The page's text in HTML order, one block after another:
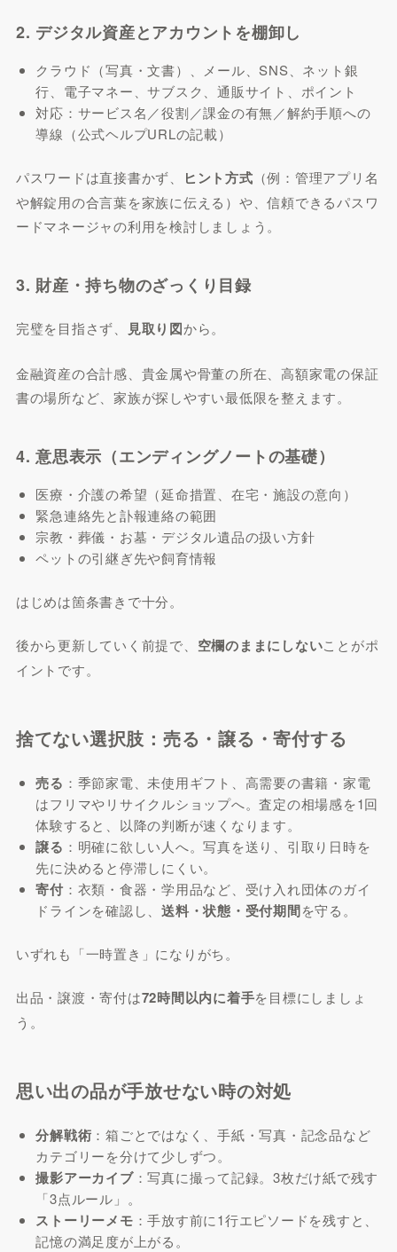
2. デジタル資産とアカウントを棚卸し
クラウド（写真・文書）、メール、SNS、ネット銀
行、電子マネー、サブスク、通販サイト、ポイント
対応：サービス名／役割／課金の有無／解約手順への
導線（公式ヘルプURLの記載）
パスワードは直接書かず、 ヒント方式 （例：管理アプリ名
や解錠用の合言葉を家族に伝える）や、信頼できるパスワ
ードマネージャの利用を検討しましょう。
3. 財産・持ち物のざっくり目録
完璧を目指さず、 見取り図から。
金融資産の合計感、貴金属や骨董の所在、高額家電の保証
書の場所など、家族が探しやすい最低限を整えます。
4. 意思表示（エンディングノートの基礎）
医療・介護の希望（延命措置、在宅・施設の意向）
緊急連絡先と訃報連絡の範囲
宗教・葬儀・お墓・デジタル遺品の扱い方針
ペットの引継ぎ先や飼育情報
はじめは箇条書きで十分。
後から更新していく前提で、 空欄のままにしないことがポ
イントです。
捨てない選択肢：売る・譲る・寄付する
売る ：季節家電、未使用ギフト、高需要の書籍・家電
はフリマやリサイクルショップへ。査定の相場感を1回
体験すると、以降の判断が速くなります。
譲る ：明確に欲しい人へ。写真を送り、引取り日時を
先に決めると停滞しにくい。
寄付 ：衣類・食器・学用品など、受け入れ団体のガイ
ドラインを確認し、送料・状態・受付期間を守る。
いずれも「一時置き」になりがち。
出品・譲渡・寄付は72時間以内に着手を目標にしましょ
う。
思い出の品が手放せない時の対処
分解戦術 ：箱ごとではなく、手紙・写真・記念品など
カテゴリーを分けて少しずつ。
撮影アーカイブ：写真に撮って記録。3枚だけ紙で残す
「3点ルール」。
ストーリーメモ ：手放す前に1行エピソードを残すと、
記憶の満足度が上がる。